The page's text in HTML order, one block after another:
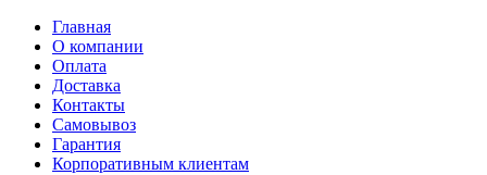
Главная
О компании
Оплата
Доставка
Контакты
Самовывоз
Гарантия
Корпоративным клиентам